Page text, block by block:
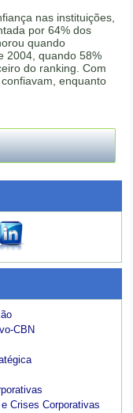
nas instituições,
por 64% dos
quando
2004, quando 58%
do ranking. Com
enquanto
CBN
Crises Corporativas